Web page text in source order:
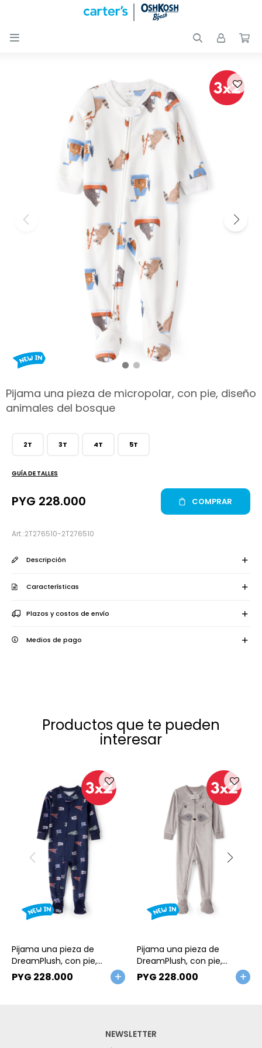

Pijama una pieza de micropolar, con pie, diseño
animales del bosque
2T276510-2T276510
2T 3T 4T 5T
GUÍA DE TALLES
PYG 228.000 COMPRAR
Descripción
Características
Plazos y costos de envío
Medios de pago
Productos que te pueden
interesar
Pijama una pieza de
DreamPlush, con pie,
diseño banderines
PYG 228.000
Pijama una pieza de
DreamPlush, con pie,
estampa mapache
PYG 228.000
NEWSLETTER
Nuevos
OUTLET